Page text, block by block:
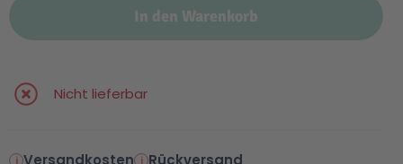
In den Warenkorb
Nicht lieferbar
Versandkosten
Rückversand